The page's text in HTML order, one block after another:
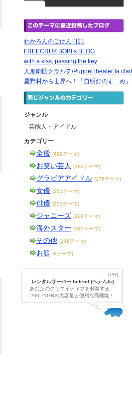
わかろんのごはん日記
FREECRUZ BOBI’s BLOG
with a kiss, passing the key
人形劇団クラルテ/Puppet theater la
星野村から世界へ！『自明灯のすゝめ』
ジャンル
芸能人・アイドル
カテゴリー
全般 (499テーマ)
お笑い芸人 (182テーマ)
グラビアアイドル (178テーマ)
女優 (251テーマ)
俳優 (203テーマ)
ジャニーズ (428テーマ)
海外スター (180テーマ)
その他 (149テーマ)
お題 (8テーマ)
[PR]
レンタルサーバー heteml [ヘテムル]
あなたのクリエイティブを刺激する、
200.71GBの大容量と便利な高機能！